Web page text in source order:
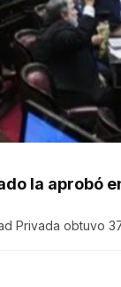
la aprobó
Privada obtuvo